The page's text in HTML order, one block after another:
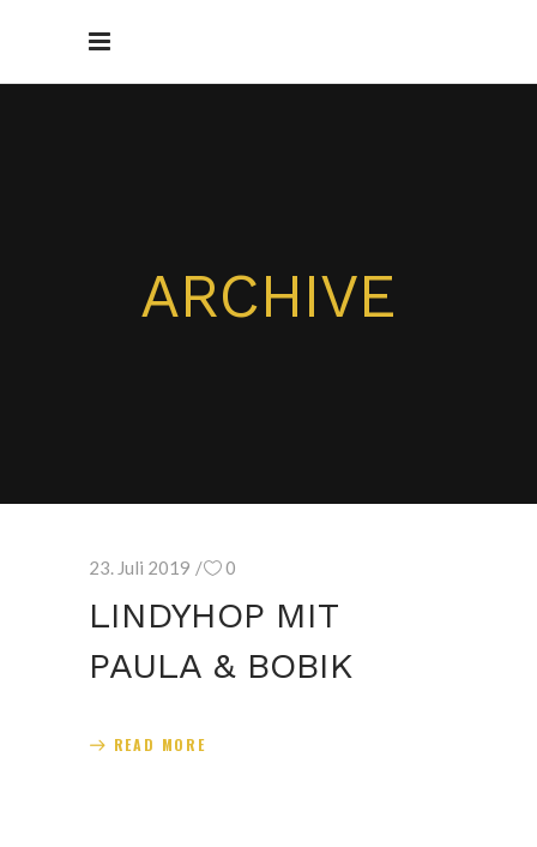
ARCHIVE
23. Juli 2019 0
LINDYHOP MIT
PAULA & BOBIK
READ MORE